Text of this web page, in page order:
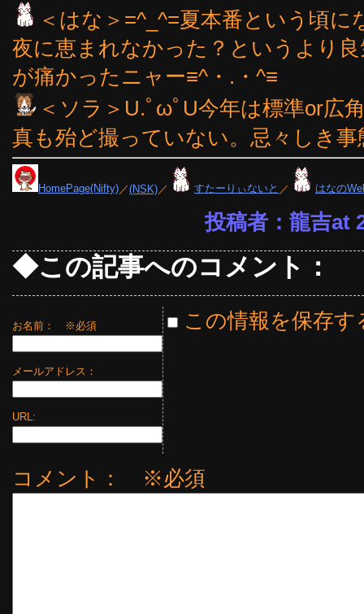
＜はな＞=^_^=夏本番という頃
夜に恵まれなかった？というより
が痛かったニャー≡^・.・^≡
＜ソラ＞U.ﾟωﾟU今年は標準or広
真も殆ど撮っていない。忌々しき
HomePage(Nifty) ／(NSK) ／ すたーりぃないと ／ はなの
投稿者：龍吉at
◆この記事へのコメント：
お名前： ※必須
メールアドレス：
URL:
この情報を保存す
コメント： ※必須